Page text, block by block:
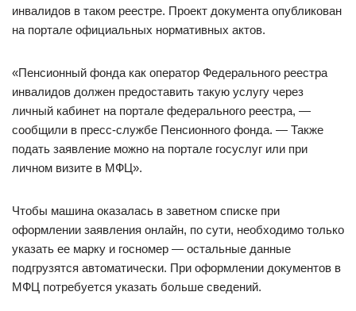
инвалидов в таком реестре. Проект документа опубликован
на портале официальных нормативных актов.
«Пенсионный фонда как оператор Федерального реестра
инвалидов должен предоставить такую услугу через
личный кабинет на портале федерального реестра, —
сообщили в пресс-службе Пенсионного фонда. — Также
подать заявление можно на портале госуслуг или при
личном визите в МФЦ».
Чтобы машина оказалась в заветном списке при
оформлении заявления онлайн, по сути, необходимо только
указать ее марку и госномер — остальные данные
подгрузятся автоматически. При оформлении документов в
МФЦ потребуется указать больше сведений.